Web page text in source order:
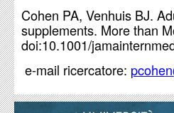
Cohen PA, Venhuis BJ.
supplements. More than
doi:10.1001/
e-mail ricercatore: